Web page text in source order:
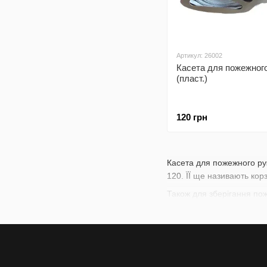
Касета для пожежного
120. ЇЇ ще називають
Також для зберігання
Артикул: 26002
Касета для
(пласт.)
120 грн